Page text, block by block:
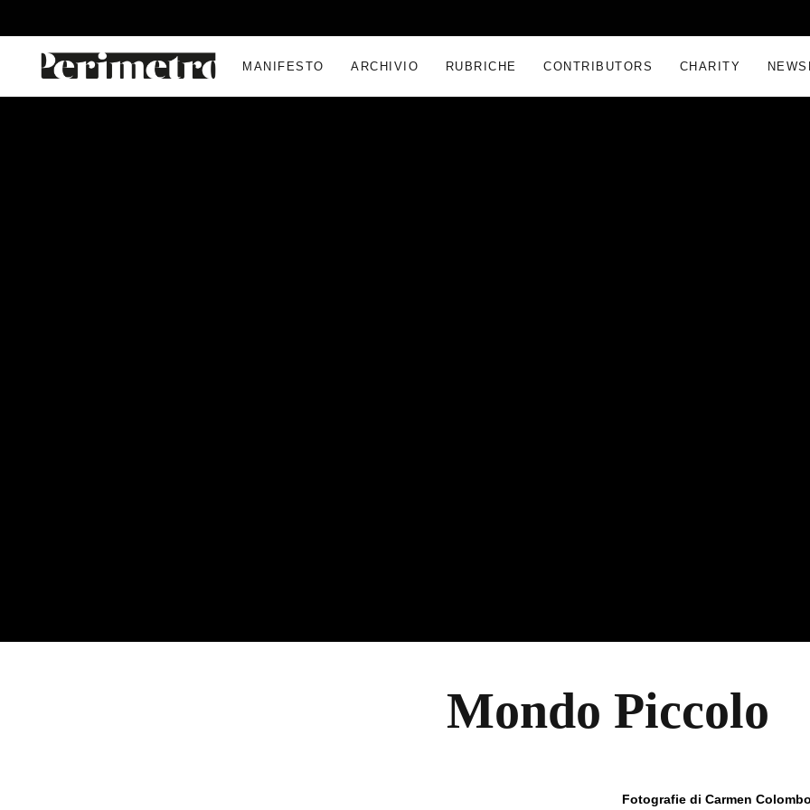
MANIFESTO ARCHIVIO RUBRICHE CONTRIBUTORS CHARITY
Mondo Piccolo
Fotografie di Carmen